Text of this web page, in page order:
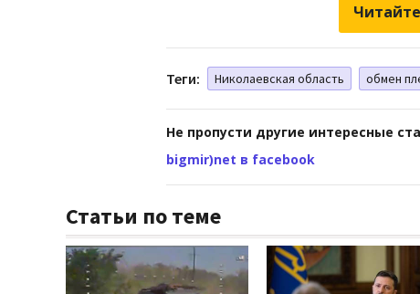
Теги: Николаевская область обмен
Не пропусти другие интересные
bigmir)net в facebook
Статьи по теме